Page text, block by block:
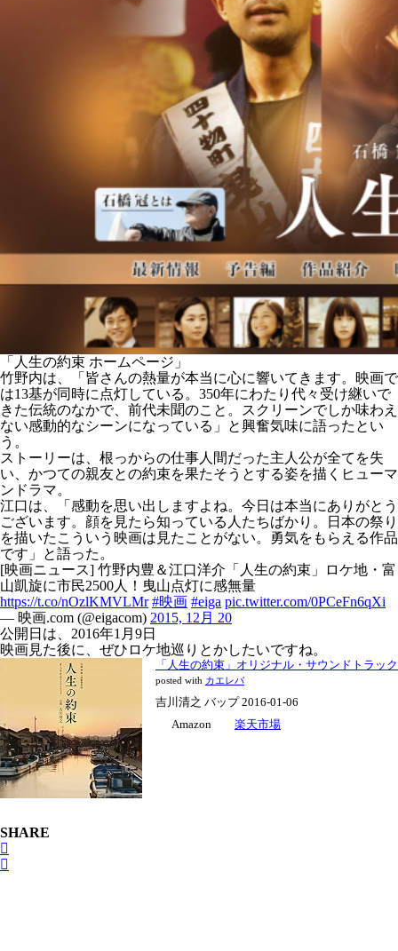
「人生の約束 ホームページ」
竹野内は、「皆さんの熱量が本当に心に響いてきます。映画で
は13基が同時に点灯している。350年にわたり代々受け継いで
きた伝統のなかで、前代未聞のこと。スクリーンでしか味わえ
ない感動的なシーンになっている」と興奮気味に語ったとい
う。
ストーリーは、根っからの仕事人間だった主人公が全てを失
い、かつての親友との約束を果たそうとする姿を描くヒューマ
ンドラマ。
江口は、「感動を思い出しますよね。今日は本当にありがとう
ございます。顔を見たら知っている人たちばかり。日本の祭り
を描いたこういう映画は見たことがない。勇気をもらえる作品
です」と語った。
[映画ニュース] 竹野内豊＆江口洋介「人生の約束」ロケ地・富
山凱旋に市民2500人！曳山点灯に感無量
https://t.co/nOzlKMVLMr #映画 #eiga pic.twitter.com/0PCeFn6qXi
— 映画.com (@eigacom) 2015, 12月 20
公開日は、2016年1月9日
映画見た後に、ぜひロケ地巡りとかしたいですね。
「人生の約束」オリジナル・サウンドトラック
posted with カエレバ
吉川清之 バップ 2016-01-06
Amazon
楽天市場
SHARE